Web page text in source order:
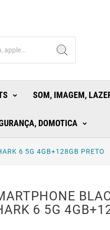
SOM, IMAGEM,
DOMOTICA
6 5G 4GB+128GB PRETO
6 5G